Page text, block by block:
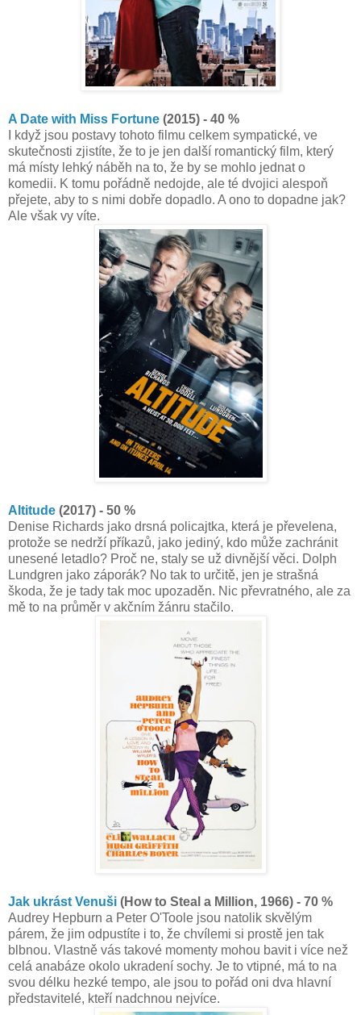
A Date with Miss Fortune (2015) - 40 %
I když jsou postavy tohoto filmu celkem sympatické, ve
skutečnosti zjistíte, že to je jen další romantický film, který
má místy lehký náběh na to, že by se mohlo jednat o
komedii. K tomu pořádně nedojde, ale té dvojici alespoň
přejete, aby to s nimi dobře dopadlo. A ono to dopadne jak?
Ale však vy víte.
Altitude (2017) - 50 %
Denise Richards jako drsná policajtka, která je převelena,
protože se nedrží příkazů, jako jediný, kdo může zachránit
unesené letadlo? Proč ne, staly se už divnější věci. Dolph
Lundgren jako záporák? No tak to určitě, jen je strašná
škoda, že je tady tak moc upozaděn. Nic převratného, ale za
mě to na průměr v akčním žánru stačilo.
Jak ukrást Venuši (How to Steal a Million, 1966) - 70 %
Audrey Hepburn a Peter O'Toole jsou natolik skvělým
párem, že jim odpustíte i to, že chvílemi si prostě jen tak
blbnou. Vlastně vás takové momenty mohou bavit i více než
celá anabáze okolo ukradení sochy. Je to vtipné, má to na
svou délku hezké tempo, ale jsou to pořád oni dva hlavní
představitelé, kteří nadchnou nejvíce.